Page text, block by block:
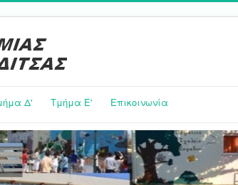
Δ' Τμήμα E' Επικοινωνία